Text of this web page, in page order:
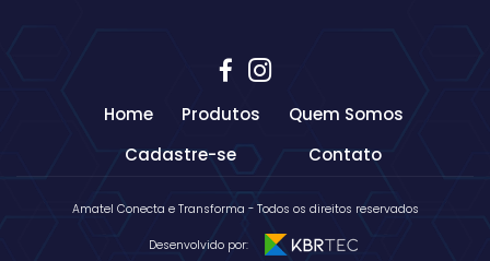
Home Produtos
Quem Somos
Cadastre-se
Contato
Amatel Conecta e Transforma - Todos os direitos reservados
Desenvolvido por: